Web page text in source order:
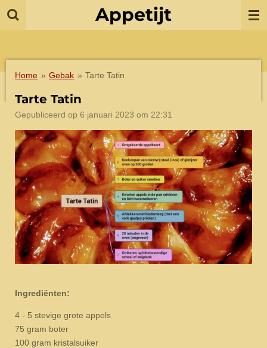
Ga
Appetijt
Home » Gebak » Tarte Tatin
Tarte Tatin
Gepubliceerd op 6 januari 2023 om 22:31
Ingrediënten:
4 - 5 stevige grote appels
75 gram boter
100 gram kristalsuiker